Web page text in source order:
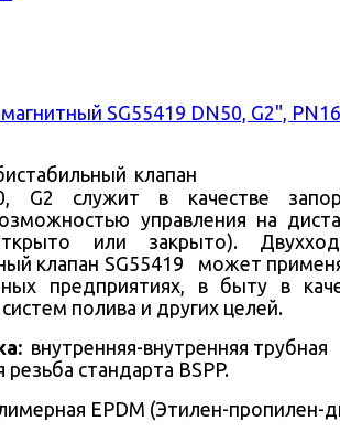
SG55419 DN50, G2",
клапан
G2 служит в качестве
управления на
или закрыто).
клапан SG55419 может
предприятиях, в быту в
полива и других целей.
внутренняя-внутренняя трубная
резьба стандарта BSPP.
EPDM (Этилен-пропилен-